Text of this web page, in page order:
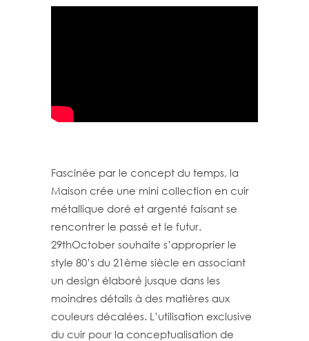
Fascinée par le concept du temps, la
Maison crée une mini collection en cuir
métallique doré et argenté faisant se
rencontrer le passé et le futur.
29thOctober souhaite s’approprier le
style 80’s du 21ème siècle en associant
un design élaboré jusque dans les
moindres détails à des matières aux
couleurs décalées. L’utilisation exclusive
du cuir pour la conceptualisation de